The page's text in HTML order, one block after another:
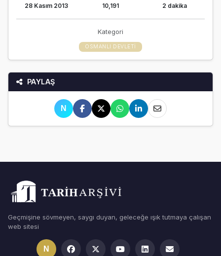
28 Kasım 2013 10,191 2 dakika
Kategori
OSMANLI DEVLETI
PAYLAŞ
N
Geçmişine sövmeyen, saygı duyan, geleceğe ışık tutmaya çalışan
web sitesi
N